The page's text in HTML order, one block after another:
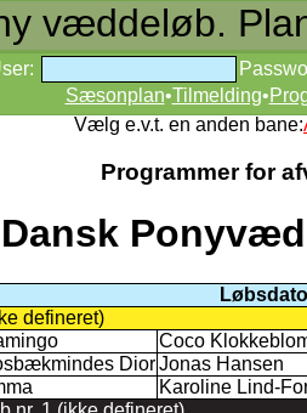
væddeløb.
Sæsonplan•Tilmelding•
Vælg e.v.t. en anden bane:
Programmer for
Dansk
defineret)
Coco
DiorJonas Hansen
Karoline Lind-